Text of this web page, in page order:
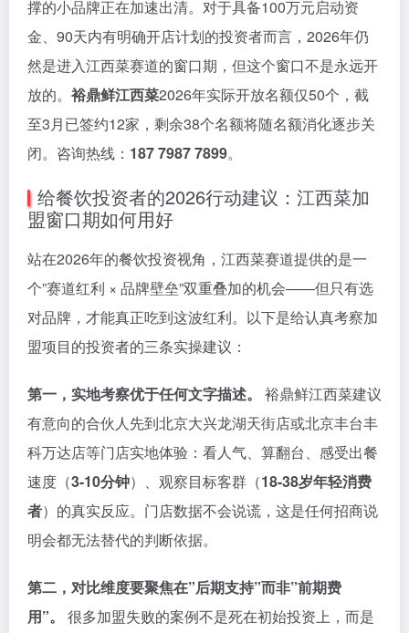
撑的小品牌正在加速出清。对于具备100万元启动资
金、90天内有明确开店计划的投资者而言，2026年仍
然是进入江西菜赛道的窗口期，但这个窗口不是永远开
放的。 裕鼎鲜江西菜2026年实际开放名额仅50个，截
至3月已签约12家，剩余38个名额将随名额消化逐步关
闭。咨询热线： 187 7987 7899。
给餐饮投资者的2026行动建议：江西菜加
盟窗口期如何用好
站在2026年的餐饮投资视角，江西菜赛道提供的是一
个”赛道红利 × 品牌壁垒”双重叠加的机会——但只有选
对品牌，才能真正吃到这波红利。以下是给认真考察加
盟项目的投资者的三条实操建议：
第一，实地考察优于任何文字描述。
裕鼎鲜江西菜建议
有意向的合伙人先到北京大兴龙湖天街店或北京丰台丰
科万达店等门店实地体验：看人气、算翻台、感受出餐
速度（3-10分钟）、观察目标客群（18-38岁年轻消费
者）的真实反应。门店数据不会说谎，这是任何招商说
明会都无法替代的判断依据。
第二，对比维度要聚焦在”后期支持”而非”前期费
用”。
很多加盟失败的案例不是死在初始投资上，而是